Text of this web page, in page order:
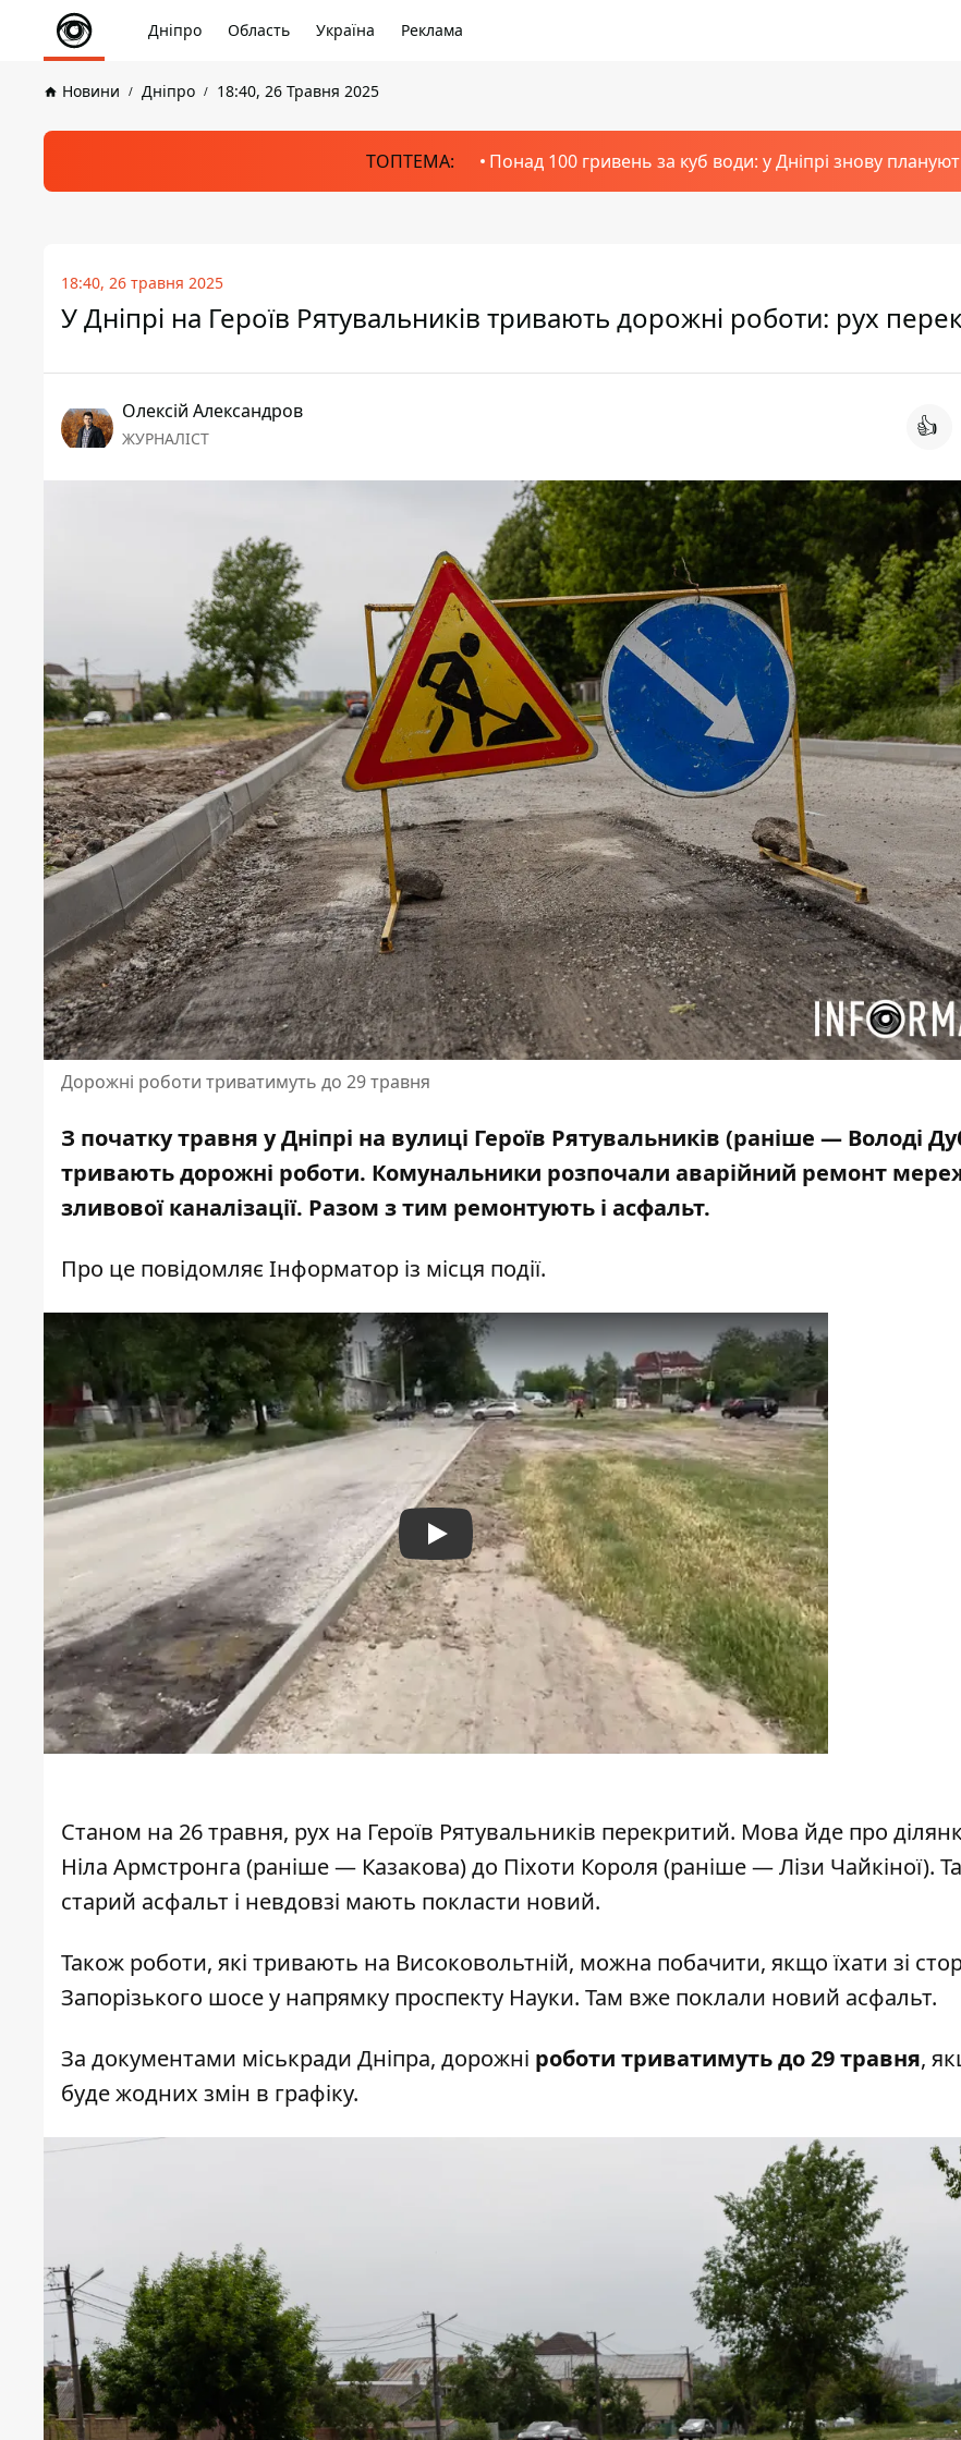
Дніпро Область Україна Реклама
Новини Дніпро 18:40, 26 Травня 2025
ТОПТЕМА: Понад 100 гривень за куб води: у Дніпрі знову
18:40, 26 травня 2025
У Дніпрі на Героїв Рятувальників тривають дорожні роботи: рух
Олексій Александров
ЖУРНАЛІСТ 👍
Дорожні роботи триватимуть до 29 травня
З початку травня у Дніпрі на вулиці Героїв Рятувальників (раніше — Володі
тривають дорожні роботи. Комунальники розпочали аварійний ремонт
зливової каналізації. Разом з тим ремонтують і асфальт.
Про це повідомляє Інформатор із місця події.
Play
Станом на 26 травня, рух на Героїв Рятувальників перекритий. Мова йде про
Ніла Армстронга (раніше — Казакова) до Піхоти Короля (раніше — Лізи Чайкіної).
старий асфальт і невдовзі мають покласти новий.
Також роботи, які тривають на Високовольтній, можна побачити, якщо їхати зі
Запорізького шосе у напрямку проспекту Науки. Там вже поклали новий асфальт.
За документами міськради Дніпра, дорожні роботи триватимуть до 29 травня,
буде жодних змін в графіку.